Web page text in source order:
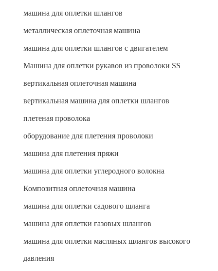
машина для оплетки шлангов
металлическая оплеточная машина
машина для оплетки шлангов с двигателем
Машина для оплетки рукавов из проволоки SS
вертикальная оплеточная машина
вертикальная машина для оплетки шлангов
плетеная проволока
оборудование для плетения проволоки
машина для плетения пряжи
машина для оплетки углеродного волокна
Композитная оплеточная машина
машина для оплетки садового шланга
машина для оплетки газовых шлангов
машина для оплетки масляных шлангов высокого
давления